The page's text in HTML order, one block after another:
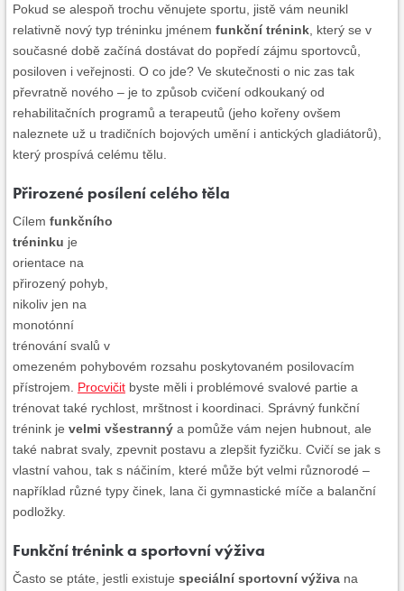
Kariéra Kontakt
Magazín
Doplňky stravy Fitness vybavení
OUTLET OBLEČENÍ Posilovací stroje
Značky
Pokud se alespoň trochu věnujete sportu, jistě vám neunikl
relativně nový typ tréninku jménem funkční trénink , který se v
současné době začíná dostávat do popředí zájmu sportovců,
posiloven i veřejnosti. O co jde? Ve skutečnosti o nic zas tak
převratně nového – je to způsob cvičení odkoukaný od
rehabilitačních programů a terapeutů (jeho kořeny ovšem
naleznete už u tradičních bojových umění i antických gladiátorů),
který prospívá celému tělu.
Přirozené posílení celého těla
Cílem funkčního
tréninku je
orientace na
přirozený pohyb,
nikoliv jen na
monotónní
trénování svalů v
omezeném pohybovém rozsahu poskytovaném posilovacím
přístrojem. Procvičit byste měli i problémové svalové partie a
trénovat také rychlost, mrštnost i koordinaci. Správný funkční
trénink je velmi všestranný a pomůže vám nejen hubnout, ale
také nabrat svaly, zpevnit postavu a zlepšit fyzičku. Cvičí se jak s
vlastní vahou, tak s náčiním, které může být velmi různorodé –
například různé typy činek, lana či gymnastické míče a balanční
podložky.
Funkční trénink a sportovní výživa
Často se ptáte, jestli existuje speciální sportovní výživa na